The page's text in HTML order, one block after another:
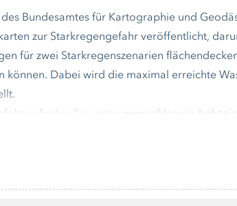
Bundesamtes für Kartographie und
zur Starkregengefahr veröffentlicht,
für zwei Starkregenszenarien
können. Dabei wird die maximal erreichte
finden Sie unter
www.schleswig-